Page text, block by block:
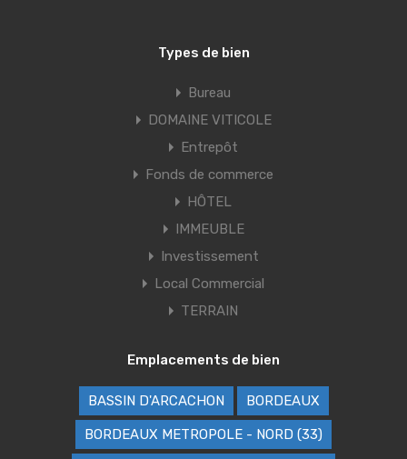
Types de bien
Bureau
DOMAINE VITICOLE
Entrepôt
Fonds de commerce
HÔTEL
IMMEUBLE
Investissement
Local Commercial
TERRAIN
Emplacements de bien
BASSIN D'ARCACHON BORDEAUX
BORDEAUX METROPOLE - NORD (33)